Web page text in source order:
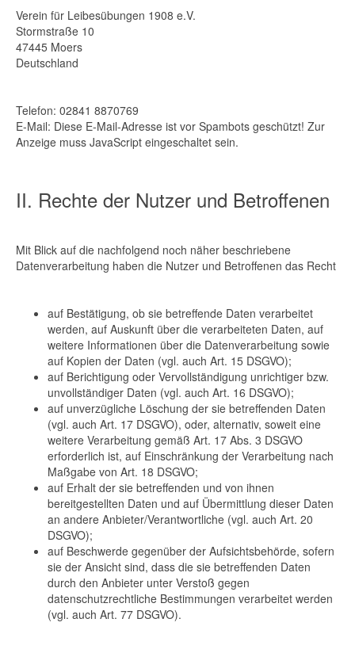
Verein für Leibesübungen 1908 e.V.
Stormstraße 10
47445 Moers
Deutschland
Telefon: 02841 8870769
E-Mail: Diese E-Mail-Adresse ist vor Spambots geschützt! Zur
Anzeige muss JavaScript eingeschaltet sein.
II. Rechte der Nutzer und Betroffenen
Mit Blick auf die nachfolgend noch näher beschriebene
Datenverarbeitung haben die Nutzer und Betroffenen das Recht
auf Bestätigung, ob sie betreffende Daten verarbeitet
werden, auf Auskunft über die verarbeiteten Daten, auf
weitere Informationen über die Datenverarbeitung sowie
auf Kopien der Daten (vgl. auch Art. 15 DSGVO);
auf Berichtigung oder Vervollständigung unrichtiger bzw.
unvollständiger Daten (vgl. auch Art. 16 DSGVO);
auf unverzügliche Löschung der sie betreffenden Daten
(vgl. auch Art. 17 DSGVO), oder, alternativ, soweit eine
weitere Verarbeitung gemäß Art. 17 Abs. 3 DSGVO
erforderlich ist, auf Einschränkung der Verarbeitung nach
Maßgabe von Art. 18 DSGVO;
auf Erhalt der sie betreffenden und von ihnen
bereitgestellten Daten und auf Übermittlung dieser Daten
an andere Anbieter/Verantwortliche (vgl. auch Art. 20
DSGVO);
auf Beschwerde gegenüber der Aufsichtsbehörde, sofern
sie der Ansicht sind, dass die sie betreffenden Daten
durch den Anbieter unter Verstoß gegen
datenschutzrechtliche Bestimmungen verarbeitet werden
(vgl. auch Art. 77 DSGVO).